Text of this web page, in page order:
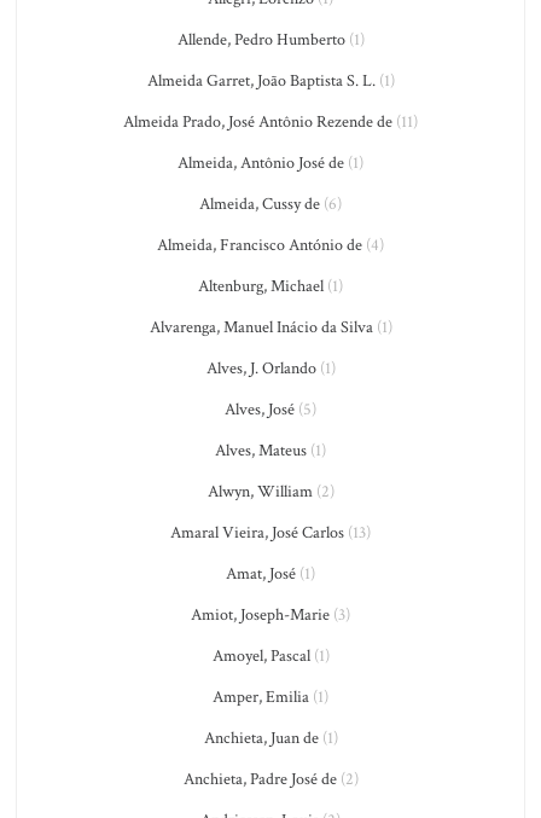
Allende, Pedro Humberto(1)
Almeida Garret, João Baptista S. L.(1)
Almeida Prado, José Antônio Rezende de (11)
Almeida, Antônio José de (1)
Almeida, Cussy de (6)
Almeida, Francisco António de (4)
Altenburg, Michael (1)
Alvarenga, Manuel Inácio da Silva(1)
Alves, J. Orlando(1)
Alves, José (5)
Alves, Mateus (1)
Alwyn, William(2)
Amaral Vieira, José Carlos (13)
Amat, José (1)
Amiot, Joseph-Marie (3)
Amoyel, Pascal(1)
Amper, Emilia (1)
Anchieta, Juan de(1)
Anchieta, Padre José de(2)